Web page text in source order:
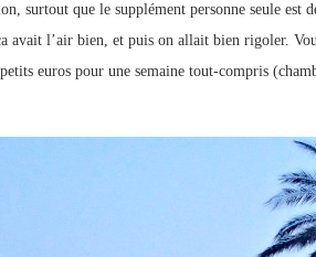
surtout que le supplément personne seule est
avait l’air bien, et puis on allait bien rigoler.
euros pour une semaine tout-compris